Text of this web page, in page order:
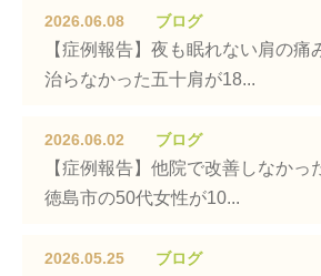
2026.06.08 ブログ
【症例報告】夜も眠れない肩の
治らなかった五十肩が18...
2026.06.02 ブログ
【症例報告】他院で改善しなかっ
徳島市の50代女性が10...
2026.05.25 ブログ